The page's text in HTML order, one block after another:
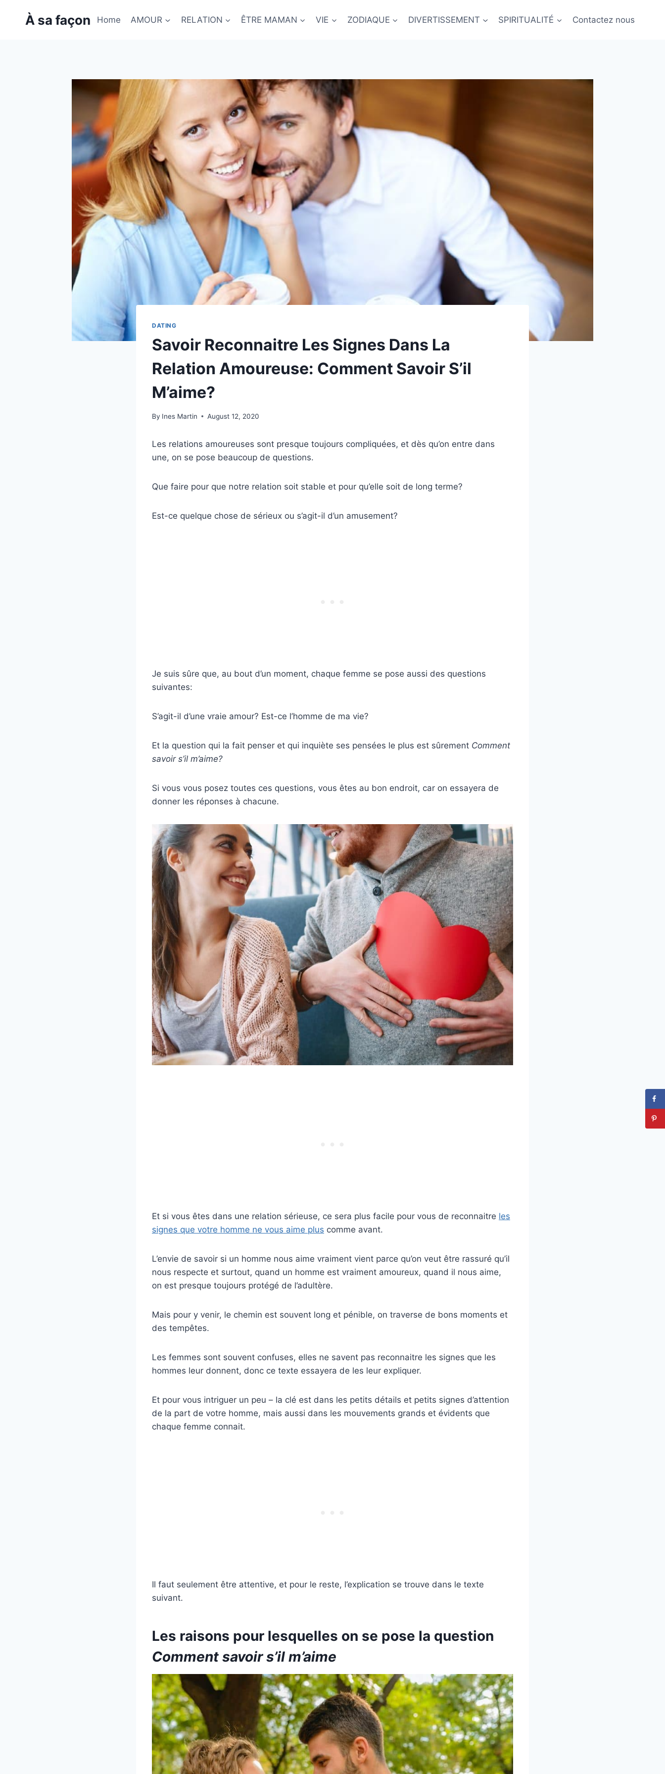
À sa façon Home AMOUR RELATION ÊTRE MAMAN VIE ZODIAQUE DIVERTISSEMENT SPIRITUALITÉ Contactez nous
DATING
Savoir Reconnaitre Les Signes Dans La
Relation Amoureuse: Comment Savoir S’il
M’aime?
By Ines Martin August 12, 2020
Les relations amoureuses sont presque toujours compliquées, et dès qu’on entre dans
une, on se pose beaucoup de questions.
Que faire pour que notre relation soit stable et pour qu’elle soit de long terme?
Est-ce quelque chose de sérieux ou s’agit-il d’un amusement?
Je suis sûre que, au bout d’un moment, chaque femme se pose aussi des questions
suivantes:
S’agit-il d’une vraie amour? Est-ce l’homme de ma vie?
Et la question qui la fait penser et qui inquiète ses pensées le plus est sûrement Comment
savoir s’il m’aime?
Si vous vous posez toutes ces questions, vous êtes au bon endroit, car on essayera de
donner les réponses à chacune.
Et si vous êtes dans une relation sérieuse, ce sera plus facile pour vous de reconnaitre les
signes que votre homme ne vous aime plus comme avant.
L’envie de savoir si un homme nous aime vraiment vient parce qu’on veut être rassuré qu’il
nous respecte et surtout, quand un homme est vraiment amoureux, quand il nous aime,
on est presque toujours protégé de l’adultère.
Mais pour y venir, le chemin est souvent long et pénible, on traverse de bons moments et
des tempêtes.
Les femmes sont souvent confuses, elles ne savent pas reconnaitre les signes que les
hommes leur donnent, donc ce texte essayera de les leur expliquer.
Et pour vous intriguer un peu – la clé est dans les petits détails et petits signes d’attention
de la part de votre homme, mais aussi dans les mouvements grands et évidents que
chaque femme connait.
Il faut seulement être attentive, et pour le reste, l’explication se trouve dans le texte
suivant.
Les raisons pour lesquelles on se pose la question
Comment savoir s’il m’aime